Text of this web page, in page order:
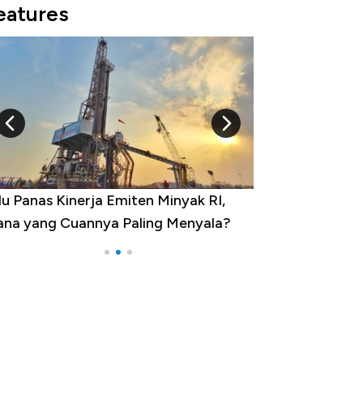
Panas Kinerja Emiten Minyak RI,
yang Cuannya Paling Menyala?